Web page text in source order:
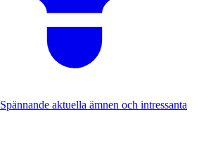
Spännande aktuella ämnen och intressanta